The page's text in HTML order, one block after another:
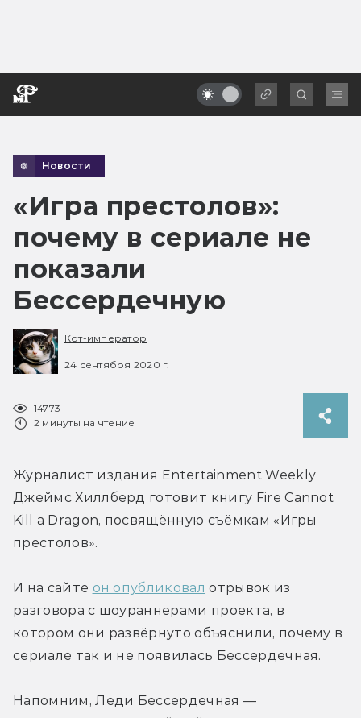
Новости
«Игра престолов»:
почему в сериале не
показали
Бессердечную
Кот-император
24 сентября 2020 г.
14773
2 минуты на чтение
Журналист издания Entertainment Weekly
Джеймс Хиллберд готовит книгу Fire Cannot
Kill a Dragon, посвящённую съёмкам «Игры
престолов».
И на сайте он опубликовал отрывок из
разговора с шоураннерами проекта, в
котором они развёрнуто объяснили, почему в
сериале так и не появилась Бессердечная.
Напомним, Леди Бессердечная —